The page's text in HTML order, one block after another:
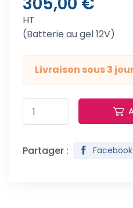
HT
(Batterie au gel 12V)
Livraison sous 3
Partager : Facebook